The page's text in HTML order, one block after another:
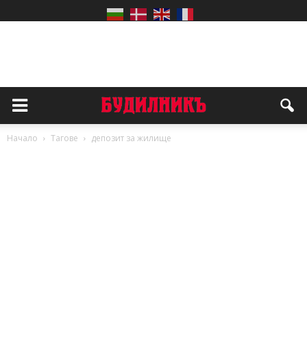
Начало Тагове депозит за жилище